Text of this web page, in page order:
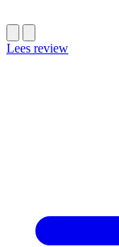
Lees review